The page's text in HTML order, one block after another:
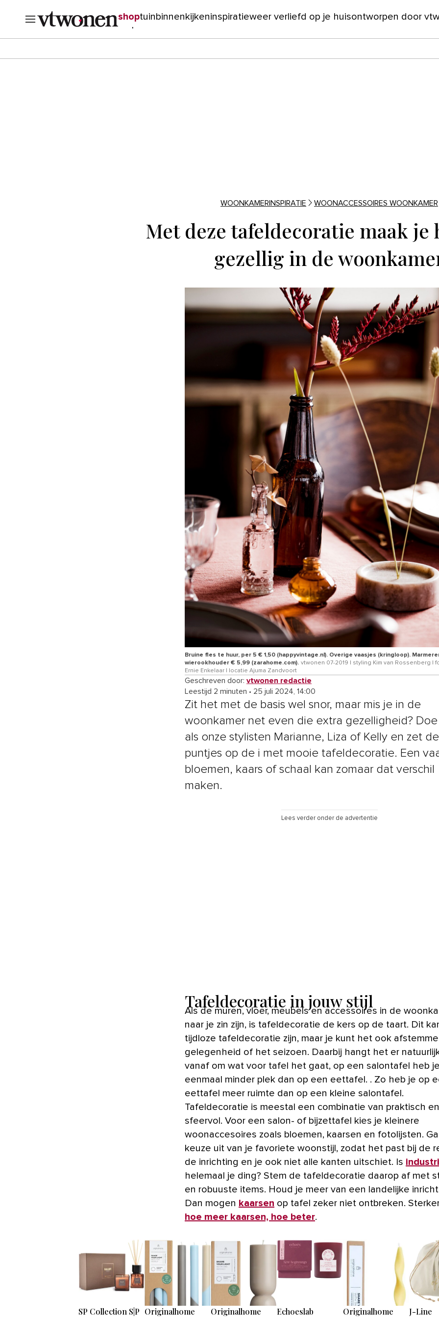
shoptuin binnenkijkeninspiratieweer verliefd op je huisontworpen door
verbouwen
WOONKAMERINSPIRATIE WOONACCESSOIRES WOONKAMER
Met deze tafeldecoratie maak je
gezellig in de
Bruine fles te huur, per 5 € 1,50 (happyvintage.nl). Overige vaasjes (kringloop).
wierookhouder € 5,99 (zarahome.com). vtwonen 07-2019 | styling Kim van Rossenberg |
Ernie Enkelaar | locatie Ajuma Zandvoort
Geschreven door: vtwonen redactie
Leestijd 2 minuten • 25 juli 2024, 14:00
Zit het met de basis wel snor, maar mis je in de
woonkamer net even die extra gezelligheid?
als onze stylisten Marianne, Liza of Kelly en zet de
puntjes op de i met mooie tafeldecoratie. Een
bloemen, kaars of schaal kan zomaar dat verschil
maken.
Lees verder onder de advertentie
Tafeldecoratie in jouw stijl
Als de muren, vloer, meubels en accessoires in de woonkamer
naar je zin zijn, is tafeldecoratie de kers op de taart. Dit
tijdloze tafeldecoratie zijn, maar je kunt het ook
gelegenheid of het seizoen. Daarbij hangt het er
vanaf om wat voor tafel het gaat, op een salontafel heb
eenmaal minder plek dan op een eettafel. . Zo heb je op
eettafel meer ruimte dan op een kleine salontafel.
Tafeldecoratie is meestal een combinatie van praktisch en
sfeervol. Voor een salon- of bijzettafel kies je kleinere
woonaccesoires zoals bloemen, kaarsen en fotolijsten.
keuze uit van je favoriete woonstijl, zodat het past bij de
de inrichting en je ook niet alle kanten uitschiet. Is
helemaal je ding? Stem de tafeldecoratie daarop af met
en robuuste items. Houd je meer van een landelijke
Dan mogen kaarsen op tafel zeker niet ontbreken.
hoe meer kaarsen, hoe beter.
SP Collection S|P Originalhome
Originalhome
Echoeslab
Originalhome
J-Line